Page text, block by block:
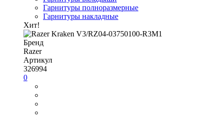
Гарнитуры полноразмерные
Гарнитуры накладные
Хит!
Бренд
Razer
Артикул
326994
0